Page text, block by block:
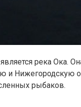
река Ока.
Нижегородскую
рыбаков.